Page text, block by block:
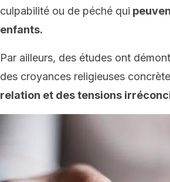
culpabilité ou de péché qui
enfants.
Par ailleurs, des études ont
des croyances religieuses
relation et des tensions